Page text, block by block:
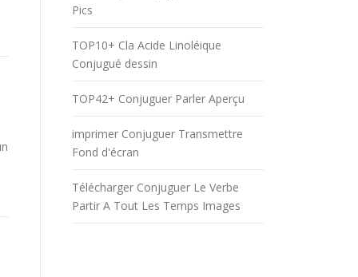
Pics
TOP10+ Cla Acide Linoléique
Conjugué dessin
TOP42+ Conjuguer Parler Aperçu
imprimer Conjuguer Transmettre
Fond d'écran
Télécharger Conjuguer Le Verbe
Partir A Tout Les Temps Images